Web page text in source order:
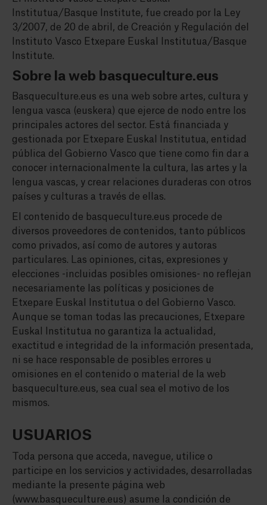
Institutua/Basque Institute, fue creado por la Ley
3/2007, de 20 de abril, de Creación y Regulación del
Instituto Vasco Etxepare Euskal Institutua/Basque
Institute.
Sobre la web basqueculture.eus
Basqueculture.eus es una web sobre artes, cultura y
lengua vasca (euskera) que ejerce de nodo entre los
principales actores del sector. Está financiada y
gestionada por Etxepare Euskal Institutua, entidad
pública del Gobierno Vasco que tiene como fin dar a
conocer internacionalmente la cultura, las artes y la
lengua vascas, y crear relaciones duraderas con otros
países y culturas a través de ellas.
El contenido de basqueculture.eus procede de
diversos proveedores de contenidos, tanto públicos
como privados, así como de autores y autoras
particulares. Las opiniones, citas, expresiones y
elecciones -incluidas posibles omisiones- no reflejan
necesariamente las políticas y posiciones de
Etxepare Euskal Institutua o del Gobierno Vasco.
Aunque se toman todas las precauciones, Etxepare
Euskal Institutua no garantiza la actualidad,
exactitud e integridad de la información presentada,
ni se hace responsable de posibles errores u
omisiones en el contenido o material de la web
basqueculture.eus, sea cual sea el motivo de los
mismos.
USUARIOS
Toda persona que acceda, navegue, utilice o
participe en los servicios y actividades, desarrolladas
mediante la presente página web
(www.basqueculture.eus) asume la condición de